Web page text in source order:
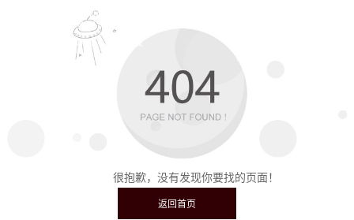
很抱歉，没有发现你要找的页面！